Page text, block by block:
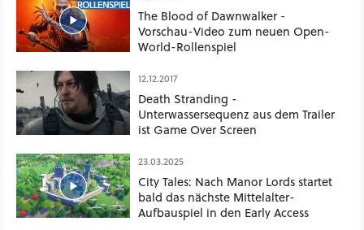
The Blood of Dawnwalker -
Vorschau-Video zum neuen Open-
World-Rollenspiel
12.12.2017
Death Stranding -
Unterwassersequenz aus dem Trailer
ist Game Over Screen
23.03.2025
City Tales: Nach Manor Lords startet
bald das nächste Mittelalter-
Aufbauspiel in den Early Access